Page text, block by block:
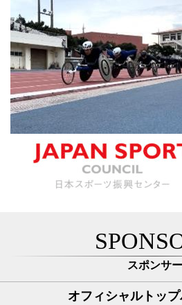
スポンサー
オフィシャルトッ